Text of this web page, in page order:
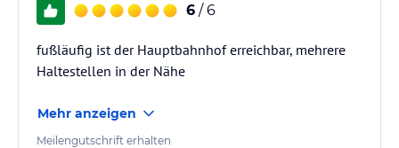
6 / 6
fußläufig ist der Hauptbahnhof erreichbar, mehrere
Haltestellen in der Nähe
Mehr anzeigen
Meilengutschrift erhalten